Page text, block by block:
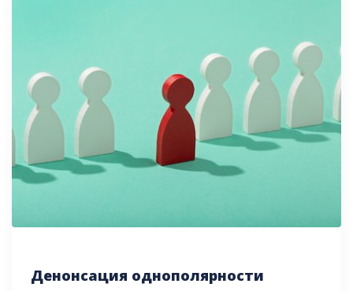
Денонсация однополярности